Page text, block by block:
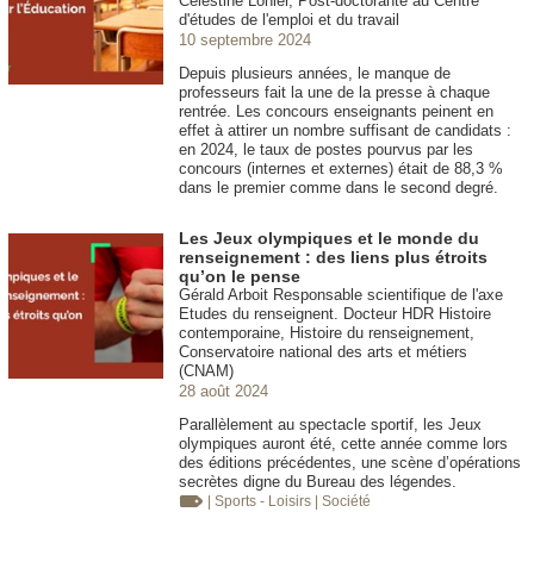
d'études de l'emploi et du travail
10 septembre 2024
Depuis plusieurs années, le manque de
professeurs fait la une de la presse à chaque
rentrée. Les concours enseignants peinent en
effet à attirer un nombre suffisant de candidats :
en 2024, le taux de postes pourvus par les
concours (internes et externes) était de 88,3 %
dans le premier comme dans le second degré.
Les Jeux olympiques et le monde du
renseignement : des liens plus étroits
qu’on le pense
Gérald Arboit Responsable scientifique de l'axe
Etudes du renseignent. Docteur HDR Histoire
contemporaine, Histoire du renseignement,
Conservatoire national des arts et métiers
(CNAM)
28 août 2024
Parallèlement au spectacle sportif, les Jeux
olympiques auront été, cette année comme lors
des éditions précédentes, une scène d’opérations
secrètes digne du Bureau des légendes.
| Sports - Loisirs | Société